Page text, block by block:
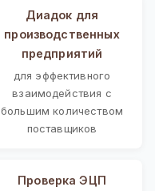
Диадок для
производственных
предприятий
для эффективного
взаимодействия с
большим количеством
поставщиков
Проверка ЭЦП